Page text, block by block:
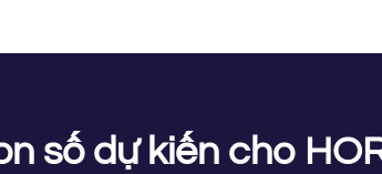
số dự kiến cho